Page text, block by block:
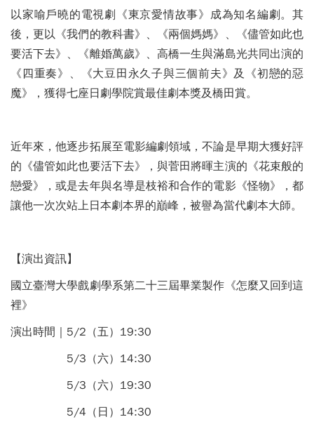
以家喻戶曉的電視劇《東京愛情故事》成為知名編劇。其
後，更以《我們的教科書》、《兩個媽媽》、《儘管如此也
要活下去》、《離婚萬歲》、高橋一生與滿島光共同出演的
《四重奏》、《大豆田永久子與三個前夫》及《初戀的惡
魔》，獲得七座日劇學院賞最佳劇本獎及橋田賞。
近年來，他逐步拓展至電影編劇領域，不論是早期大獲好評
的《儘管如此也要活下去》，與菅田將暉主演的《花束般的
戀愛》，或是去年與名導是枝裕和合作的電影《怪物》，都
讓他一次次站上日本劇本界的巔峰，被譽為當代劇本大師。
【演出資訊】
國立臺灣大學戲劇學系第二十三屆畢業製作《怎麼又回到這
裡》
演出時間｜5/2（五）19:30
5/3（六）14:30
5/3（六）19:30
5/4（日）14:30